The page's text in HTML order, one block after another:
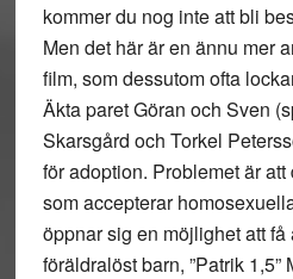
kommer du nog inte att bli
Men det här är en ännu mer
film, som dessutom ofta
Äkta paret Göran och Sven
Skarsgård och Torkel
för adoption. Problemet är
som accepterar
öppnar sig en möjlighet att
föräldralöst barn, ”Patrik